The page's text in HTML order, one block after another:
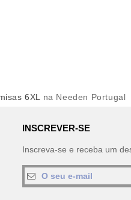
6XL na Needen Portugal
INSCREVER-SE
Inscreva-se e receba um